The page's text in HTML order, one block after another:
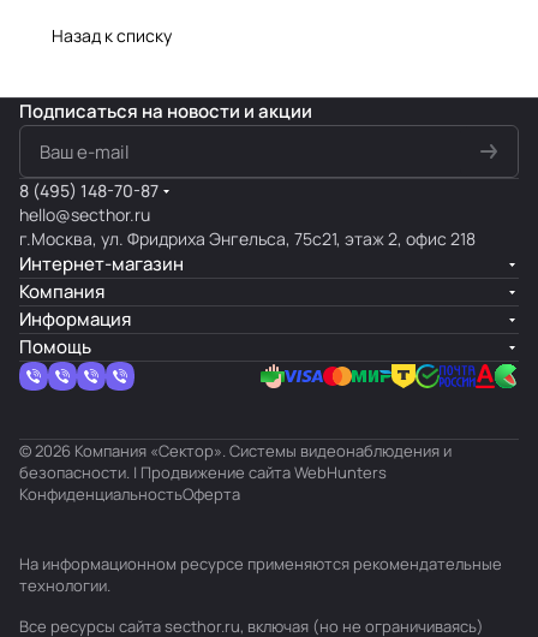
Назад к списку
Подписаться на новости и акции
8 (495) 148-70-87
hello@secthor.ru
г.Москва, ул. Фридриха Энгельса, 75с21, этаж 2, офис 218
Интернет-магазин
Компания
Информация
Помощь
© 2026 Компания «Сектор». Системы видеонаблюдения и
безопасности. | Продвижение сайтаWebHunters
КонфиденциальностьОферта
На информационном ресурсе применяются рекомендательные
технологии.
Все ресурсы сайта secthor.ru, включая (но не ограничиваясь)